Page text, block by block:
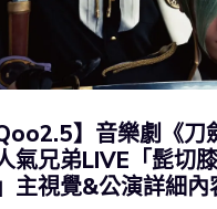
Qoo2.5】音樂劇《刀
氣兄弟LIVE「髭切
主視覺&公演詳細內